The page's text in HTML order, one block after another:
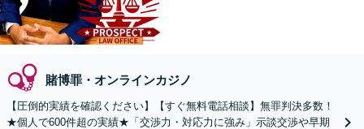
賭博罪・オンラインカジノ
【圧倒的実績を確認ください】【すぐ無料電話相談】無罪判決多数！
★個人で600件超の実績★「交渉力・対応力に強み」示談交渉や早期